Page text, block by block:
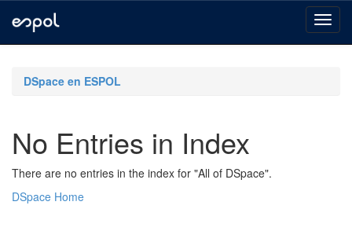
navigationDSpace en ESPOL
No Entries in Index
There are no entries in the index for "All of DSpace".
DSpace Home